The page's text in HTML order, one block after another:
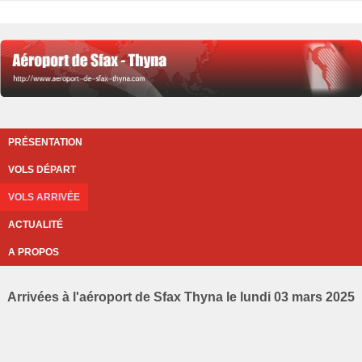
PRÉSENTATION
VOLS DÉPART
VOLS ARRIVÉE
ACTUALITÉ
A PROPOS
Arrivées à l'aéroport de Sfax Thyna le lundi 03 mars 2025